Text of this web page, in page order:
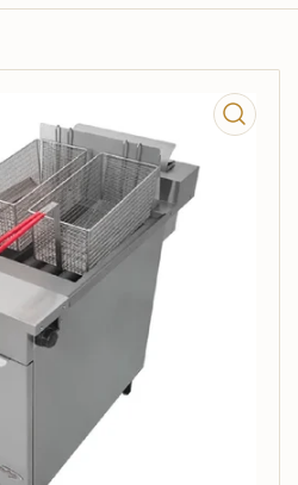
Abrir
medios
1